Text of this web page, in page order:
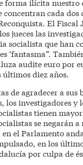
cada dos
El Fiscal
jueces las
socialista que han
‘fantasma”.
audite euro por
diez años.
de agradecer a sus
los investigadores
tienen
se negarán
el Parlamento
en los
por culpa de